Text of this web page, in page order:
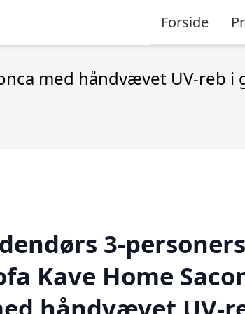
Forside
med håndvævet UV-reb
3-personers
Kave Home